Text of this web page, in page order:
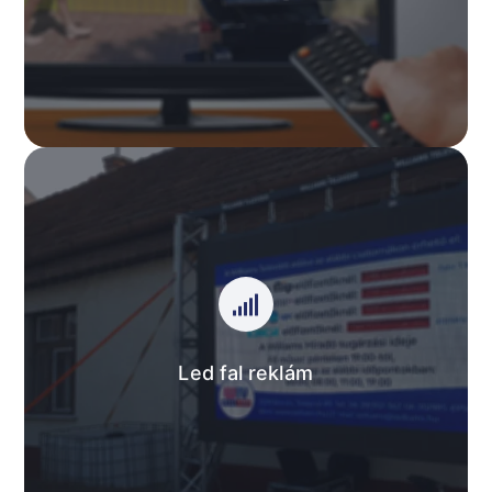
AJÁNLATUNK
Led fal reklám
Led fal reklám
Tegye színesebbé, látványosabbá rendezvényét led
fal bérlésével. Városi és céges rendezvények,
konferenciák, koncertek, kulturális- és
sportrendezvények közvetítése led falon.
AJÁNLATUNK